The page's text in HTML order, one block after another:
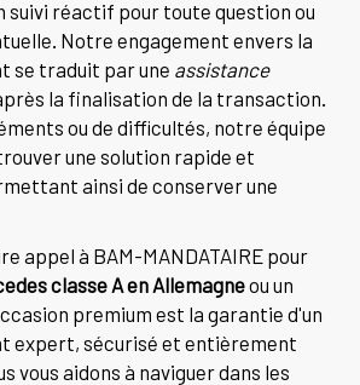
suivi réactif pour toute question ou
Notre engagement envers la
se traduit par une assistance
la finalisation de la transaction.
ou de difficultés, notre équipe
une solution rapide et
ainsi de conserver une
appel à BAM-MANDATAIRE pour
classe A en Allemagneou un
premium est la garantie d'un
expert, sécurisé et entièrement
vous aidons à naviguer dans les